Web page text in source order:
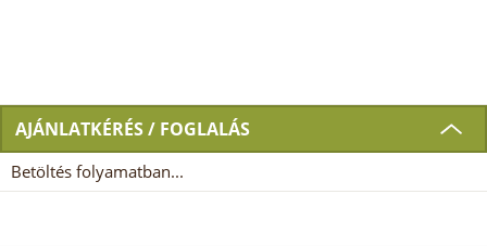
AJÁNLATKÉRÉS / FOGLALÁS
Betöltés folyamatban...